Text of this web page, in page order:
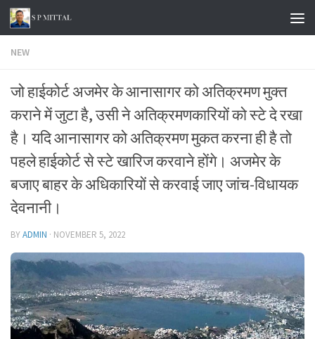
Skip to content
NEW
जो हाईकोर्ट अजमेर के आनासागर को अतिक्रमण मुक्त
कराने में जुटा है, उसी ने अतिक्रमणकारियों को स्टे दे रखा
है। यदि आनासागर को अतिक्रमण मुकत करना ही है तो
पहले हाईकोर्ट से स्टे खारिज करवाने होंगे। अजमेर के
बजाए बाहर के अधिकारियों से करवाई जाए जांच-विधायक
देवनानी।
BYADMIN · NOVEMBER 5, 2022